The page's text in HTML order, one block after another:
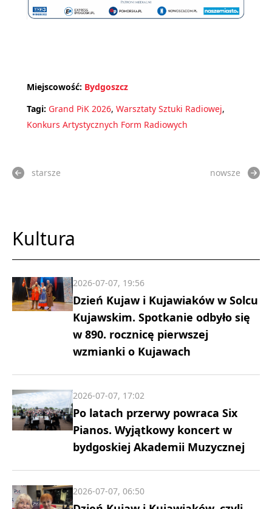
Miejscowość: Bydgoszcz
Tagi: Grand PiK 2026, Warsztaty Sztuki Radiowej,
Konkurs Artystycznych Form Radiowych
starsze nowsze
Kultura
Dzień Kujaw i Kujawiaków w Solcu
Kujawskim. Spotkanie odbyło się
w 890. rocznicę pierwszej
wzmianki o Kujawach
2026-07-07, 19:56
Po latach przerwy powraca Six
Pianos. Wyjątkowy koncert w
bydgoskiej Akademii Muzycznej
2026-07-07, 17:02
2026-07-07, 06:50